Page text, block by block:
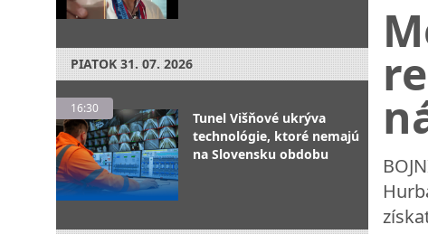
PIATOK 31. 07. 2026
16:30
Tunel Višňové ukrýva
technológie, ktoré nemajú
na Slovensku obdobu